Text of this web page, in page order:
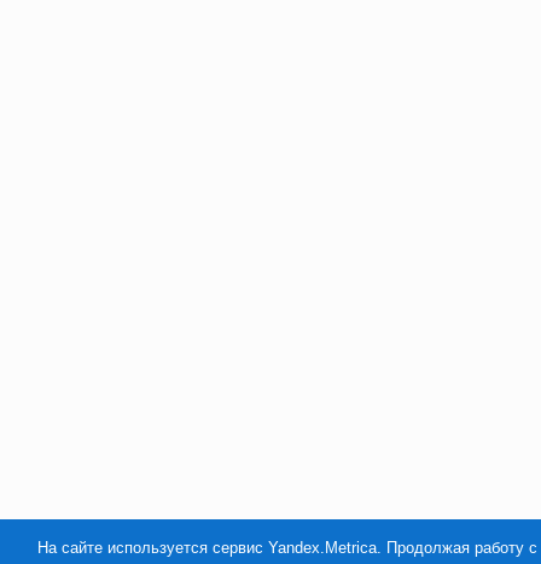
На сайте используется сервис Yandex.Metrica. Продолжая работу